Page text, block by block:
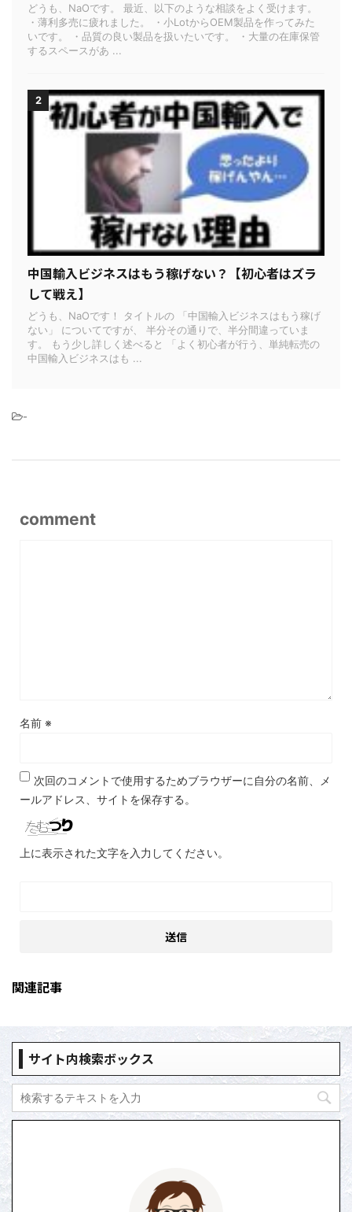
どうも、NaOです。 最近、以下のような相談をよく受けます。
・薄利多売に疲れました。 ・小LotからOEM製品を作ってみた
いです。 ・品質の良い製品を扱いたいです。 ・大量の在庫保管
するスペースがあ ...
2
中国輸入ビジネスはもう稼げない？【初心者はズラ
して戦え】
どうも、NaOです！ タイトルの 「中国輸入ビジネスはもう稼げ
ない」 についてですが、 半分その通りで、半分間違っていま
す。 もう少し詳しく述べると 「よく初心者が行う、単純転売の
中国輸入ビジネスはも ...
-
comment
名前 ※
次回のコメントで使用するためブラウザーに自分の名前、メ
ールアドレス、サイトを保存する。
上に表示された文字を入力してください。
関連記事
サイト内検索ボックス